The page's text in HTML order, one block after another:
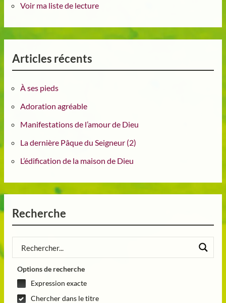
Voir ma liste de lecture
Articles récents
À ses pieds
Adoration agréable
Manifestations de l’amour de Dieu
La dernière Pâque du Seigneur (2)
L’édification de la maison de Dieu
Recherche
Options de recherche
Expression exacte
Chercher dans le titre